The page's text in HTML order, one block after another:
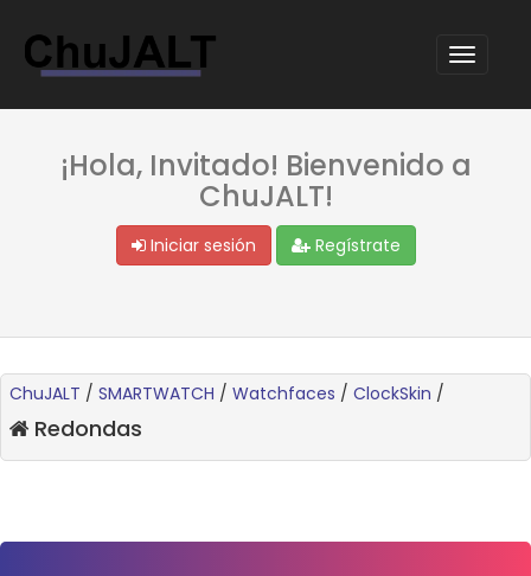
¡Hola, Invitado! Bienvenido a
ChuJALT!
Iniciar sesión Regístrate
ChuJALT / SMARTWATCH / Watchfaces / ClockSkin /
Redondas